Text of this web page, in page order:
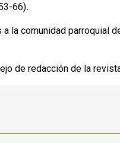
66).
la comunidad parroquial
de redacción de la